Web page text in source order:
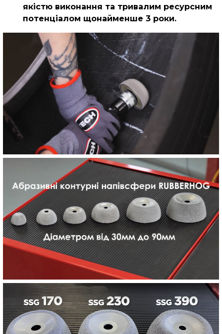
якістю виконання та тривалим ресурсним
потенціалом щонайменше 3 роки.